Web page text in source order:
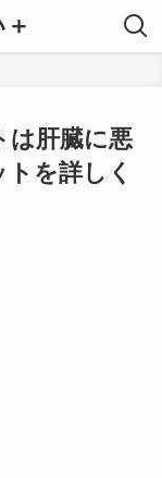
は肝臓に悪
を詳しく